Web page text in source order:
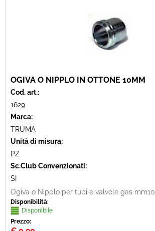
OGIVA O NIPPLO IN OTTONE 10MM
Cod. art.:
1629
Marca:
TRUMA
Unità di misura:
PZ
Sc.Club Convenzionati:
SI
Ogiva o Nipplo per tubi e valvole gas mm10
Disponibilità:
Disponibile
Prezzo: